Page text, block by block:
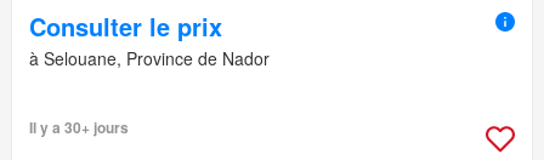
Consulter le prix
à Selouane, Province de Nador
Il y a 30+ jours